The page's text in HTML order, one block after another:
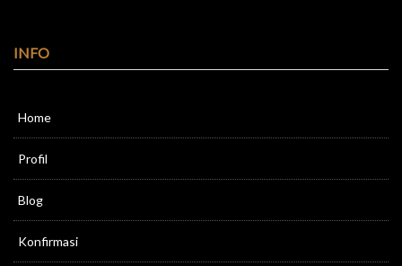
INFO
Home
Profil
Blog
Konfirmasi